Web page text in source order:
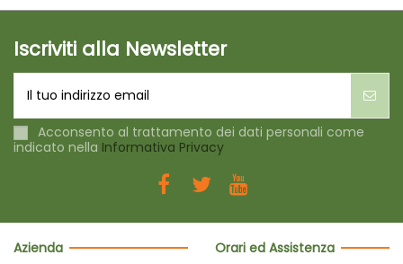
Iscriviti alla Newsletter
Acconsento al trattamento dei dati personali come
indicato nella Informativa Privacy
Azienda
Orari ed Assistenza